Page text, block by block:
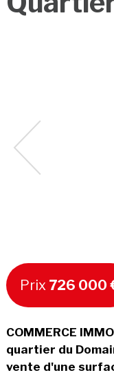
Prix 726 000
COMMERCE
quartier du
vente d'une